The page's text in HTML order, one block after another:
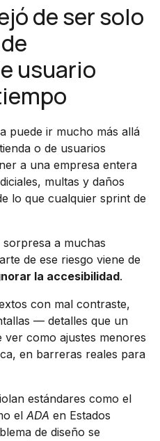
de ser solo
usuario
puede ir mucho más allá
o de usuarios
a una empresa entera
multas y daños
lo que cualquier sprint de
a muchas
de ese riesgo viene de
la accesibilidad.
con mal contraste,
— detalles que un
como ajustes menores
en barreras reales para
estándares como el
elADA en Estados
de diseño se